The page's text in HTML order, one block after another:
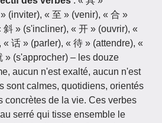
(inviter), « 至 » (venir), « 合 »
斜 » (s'incliner), « 开 » (ouvrir), «
« 话 » (parler), « 待 » (attendre), «
» (s'approcher) – les douze
aucun n'est exalté, aucun n'est
sont calmes, quotidiens, orientés
concrètes de la vie. Ces verbes
serré qui tisse ensemble le